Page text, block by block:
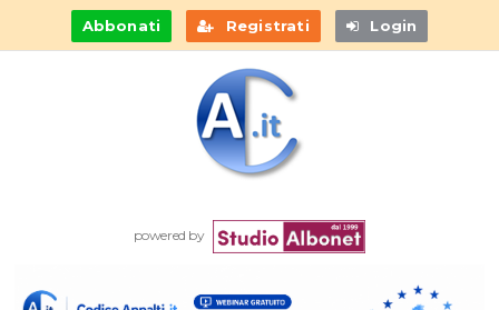
Abbonati Registrati Login
powered by